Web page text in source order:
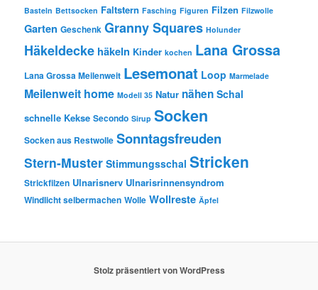
Basteln Bettsocken Faltstern Fasching Figuren Filzen Filzwolle
Garten Geschenk Granny Squares Holunder
Häkeldecke häkeln Kinder kochen Lana Grossa
Lana Grossa Meilenweit Lesemonat Loop Marmelade
Meilenweit home Modell 35 Natur nähen Schal
schnelle Kekse Secondo Sirup Socken
Socken aus Restwolle Sonntagsfreuden
Stern-Muster Stimmungsschal Stricken
Strickfilzen Ulnarisnerv Ulnarisrinnensyndrom
Windlicht selbermachen Wolle Wollreste Äpfel
Stolz präsentiert von WordPress